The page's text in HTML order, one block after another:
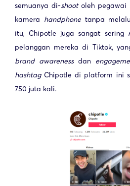
semuanya di-shootoleh pegawai
kamera handphonetanpa
itu, Chipotle juga sangat sering
pelanggan mereka di Tiktok,
brand awarenessdan
hashtagChipotle di platform ini
750 juta kali.